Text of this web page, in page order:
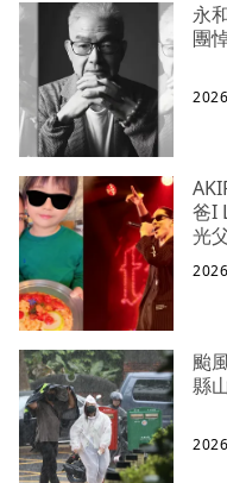
永
團
爸I
光
颱
縣